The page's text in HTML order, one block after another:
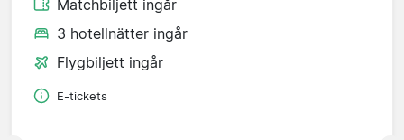
Matchbiljett ingår
3 hotellnätter ingår
Flygbiljett ingår
E-tickets